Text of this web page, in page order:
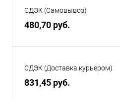
СДЭК (Самовывоз)
480,70 руб.
СДЭК (Доставка курьером)
831,45 руб.